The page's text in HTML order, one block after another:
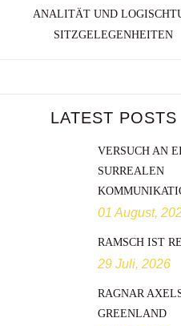
ANALITÄT UND
SITZGELEGENHEITEN
LATEST POSTS
VERSUCH AN
SURREALEN
01 August,
RAMSCH IST
29 Juli, 2026
RAGNAR
GREENLAND